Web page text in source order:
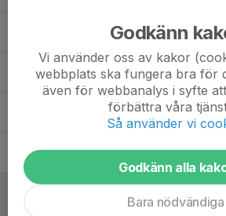
Tränare
Tomas Carlberg Tränare
Patrik LarshansHuvudtränare
Per SanderTränare
Godkänn
Vi använder oss av kakor
webbplats ska fungera bra för
även för webbanalys i syfte
förbättra våra
Så använder vi
Godkänn alla
Bara nödvändiga